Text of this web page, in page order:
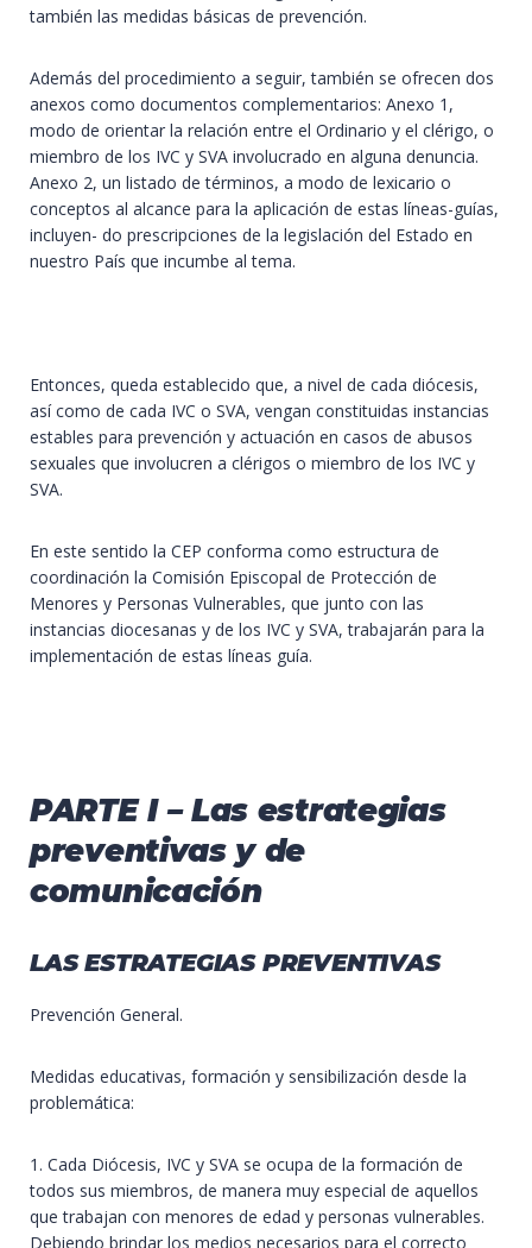
también las medidas básicas de prevención.
Además del procedimiento a seguir, también se ofrecen dos
anexos como documentos complementarios: Anexo 1,
modo de orientar la relación entre el Ordinario y el clérigo, o
miembro de los IVC y SVA involucrado en alguna denuncia.
Anexo 2, un listado de términos, a modo de lexicario o
conceptos al alcance para la aplicación de estas líneas-guías,
incluyen- do prescripciones de la legislación del Estado en
nuestro País que incumbe al tema.
Entonces, queda establecido que, a nivel de cada diócesis,
así como de cada IVC o SVA, vengan constituidas instancias
estables para prevención y actuación en casos de abusos
sexuales que involucren a clérigos o miembro de los IVC y
SVA.
En este sentido la CEP conforma como estructura de
coordinación la Comisión Episcopal de Protección de
Menores y Personas Vulnerables, que junto con las
instancias diocesanas y de los IVC y SVA, trabajarán para la
implementación de estas líneas guía.
PARTE I – Las estrategias
preventivas y de
comunicación
LAS ESTRATEGIAS PREVENTIVAS
Prevención General.
Medidas educativas, formación y sensibilización desde la
problemática:
1. Cada Diócesis, IVC y SVA se ocupa de la formación de
todos sus miembros, de manera muy especial de aquellos
que trabajan con menores de edad y personas vulnerables.
Debiendo brindar los medios necesarios para el correcto